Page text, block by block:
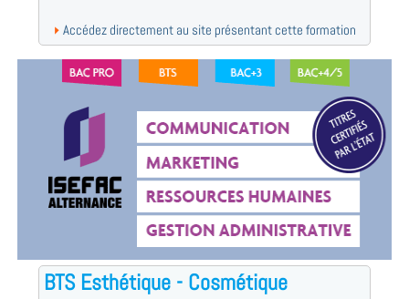
Accédez directement au site présentant cette formation
BTS Esthétique - Cosmétique